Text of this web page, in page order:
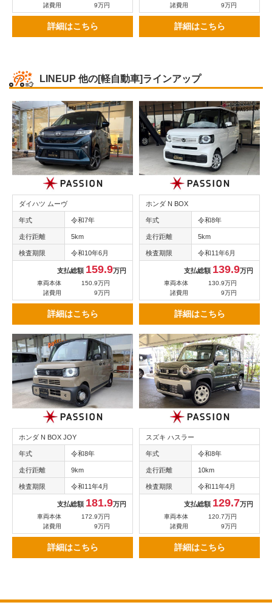
諸費用
9万円
詳細はこちら
諸費用
9万円
詳細はこちら
LINEUP 他の[軽自動車]ラインアップ
ダイハツ ムーヴ
年式 令和7年
走行距離 5km
検査期限 令和10年6月
支払総額 159.9万円
車両本体
150.9万円
諸費用
9万円
詳細はこちら
ホンダ N BOX
年式 令和8年
走行距離 5km
検査期限 令和11年6月
支払総額 139.9万円
車両本体
130.9万円
諸費用
9万円
詳細はこちら
ホンダ N BOX JOY
年式 令和8年
走行距離 9km
検査期限 令和11年4月
支払総額 181.9万円
車両本体
172.9万円
諸費用
9万円
詳細はこちら
スズキ ハスラー
年式 令和8年
走行距離 10km
検査期限 令和11年4月
支払総額 129.7万円
車両本体
120.7万円
諸費用
9万円
詳細はこちら